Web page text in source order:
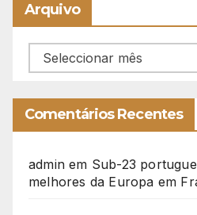
Arquivo
Arquivo
Comentários Recentes
admin em Sub-23
melhores da Europa em